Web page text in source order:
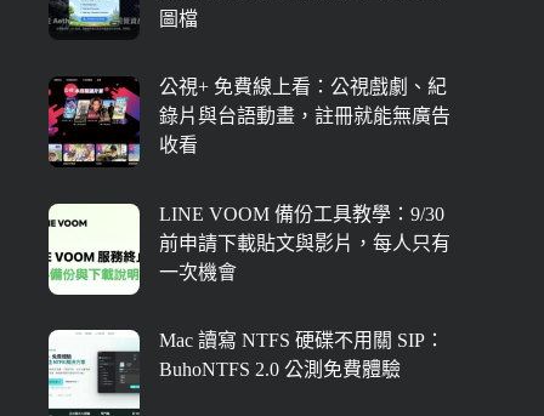
圖檔
公視+ 免費線上看：公視戲劇、紀
錄片與台語動畫，註冊就能無廣告
收看
LINE VOOM 備份工具教學：9/30
前申請下載貼文與影片，每人只有
一次機會
Mac 讀寫 NTFS 硬碟不用關 SIP：
BuhoNTFS 2.0 公測免費體驗